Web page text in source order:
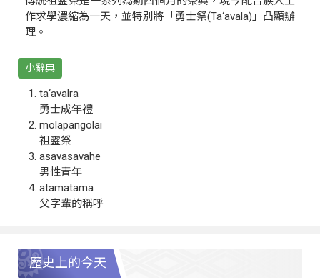
作求學濃縮為一天，並特別將「勇士祭(Ta‘avala)」凸顯辦
理。
小辭典
ta‘avalra
勇士成年禮
molapangolai
祖靈祭
asavasavahe
男性青年
atamatama
父字輩的稱呼
歷史上的今天